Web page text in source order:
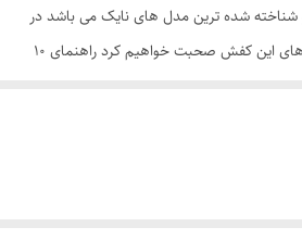
شده ترین مدل های نایک می باشد در
ادامه در مورد برخی از ویژگی های این کفش صحبت خواهیم کرد راهنمای 10